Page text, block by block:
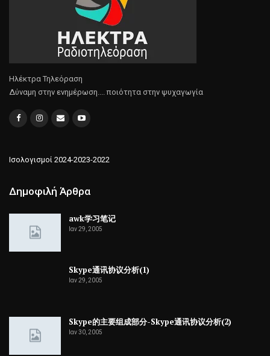
Ηλέκτρα Τηλεόραση
Δύναμη στην ενημέρωση.... ποιότητα στην ψυχαγωγία
Ισολογισμοί 2024-2023-2022
Δημοφιλή Άρθρα
awk学习笔记
Ιαν 29, 2005
Skype通讯协议分析(1)
Ιαν 29, 2005
Skype的主要组成部分-Skype通讯协议分析(2)
Ιαν 30, 2005